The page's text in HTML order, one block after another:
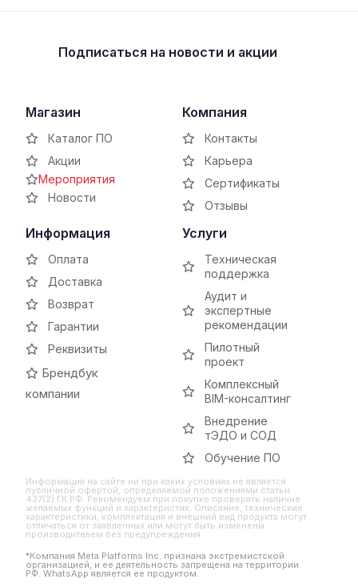
Подписаться на новости и акции
Магазин
Каталог ПО
Акции
Мероприятия
Новости
Компания
Контакты
Карьера
Сертификаты
Отзывы
Информация
Оплата
Доставка
Возврат
Гарантии
Реквизиты
Брендбук
компании
Услуги
Техническая
поддержка
Аудит и
экспертные
рекомендации
Пилотный
проект
Комплексный
BIM-консалтинг
Внедрение
тЭДО и СОД
Обучение ПО
Информация на сайте ни при каких условиях не является
публичной офертой, определяемой положениями статьи
437(2) ГК РФ. Рекомендуем при покупке проверять наличие
желаемых функций и характеристик. Описание, технические
характеристики, комплектация и внешний вид продукта могут
отличаться от заявленных или могут быть изменены
производителем без предупреждения
*Компания Meta Platforms Inc. признана экстремистской
организацией, и ее деятельность запрещена на территории
РФ. WhatsApp является ее продуктом.